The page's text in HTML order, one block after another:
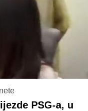
PSG-a, u